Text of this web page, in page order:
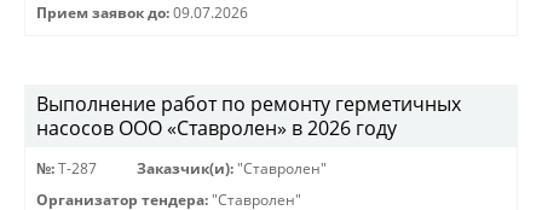
Прием заявок до: 09.07.2026
Выполнение работ по ремонту герметичных
насосов ООО «Ставролен» в 2026 году
№: Т-287 Заказчик(и): "Ставролен"
Организатор тендера: "Ставролен"